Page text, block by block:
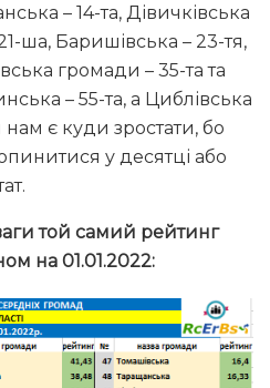
– 14-та, Дівичківська
ша, Баришівська – 23-тя,
громади – 35-та та
– 55-та, а Циблівська
нам є куди зростати, бо
у десятці або
той самий рейтинг
на 01.01.2022: